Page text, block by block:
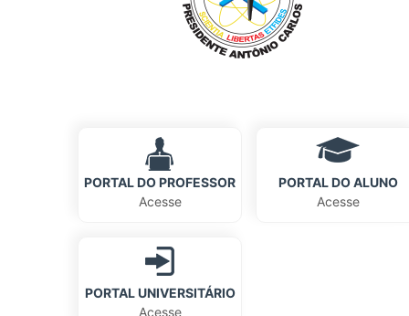
PORTAL DO PROFESSOR
Acesse
PORTAL DO ALUNO
Acesse
PORTAL UNIVERSITÁRIO
Acesse